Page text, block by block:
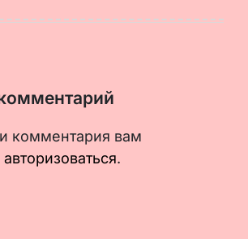
комментария вам
авторизоваться.